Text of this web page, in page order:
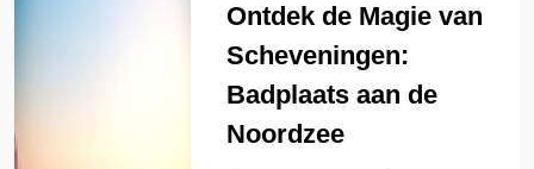
Ontdek de Magie van
Scheveningen:
Badplaats aan de
Noordzee